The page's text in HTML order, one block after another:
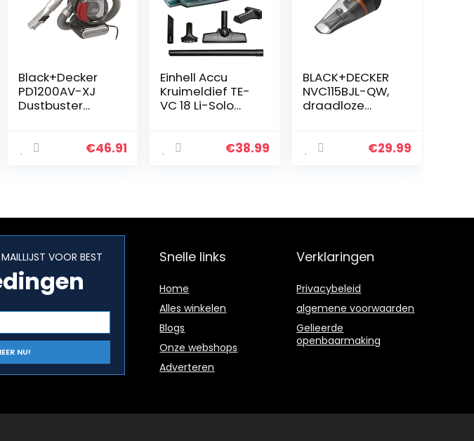
Black+Decker
PD1200AV-XJ
Dustbuster
Auto-/handstof
€46.91
Einhell Accu
Kruimeldief TE-
VC 18 Li-Solo
18 V, 540 ml€38.99
BLACK+DECKER
NVC115BJL-QW,
draadloze
via jackstekker,
€29.99
VOOR BEST Snelle links
Home
Alles winkelen
Blogs
Onze webshops
Adverteren
Verklaringen
Privacybeleid
algemene voorwaarden
Gelieerde
openbaarmaking